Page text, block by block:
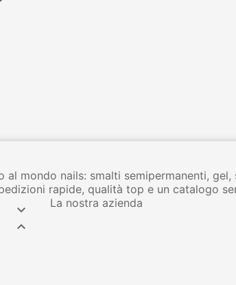
al mondo nails: smalti semipermanenti,
rapide, qualità top e un catalogo


La nostra azienda